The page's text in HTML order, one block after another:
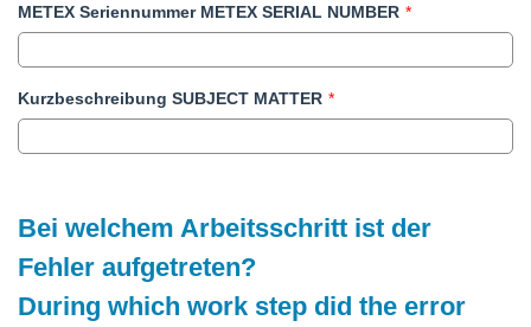
METEX Seriennummer METEX SERIAL NUMBER *
Kurzbeschreibung SUBJECT MATTER *
Bei welchem Arbeitsschritt ist der
Fehler aufgetreten?
During which work step did the error